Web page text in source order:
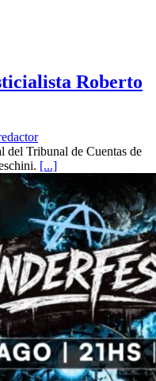
Roberto
del Tribunal de Cuentas de
[...]